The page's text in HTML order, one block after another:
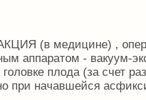
(в медицине) ,
аппаратом - вакуум-
головке плода (за счет
при начавшейся